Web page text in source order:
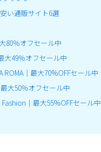
い通販サイト6選
80％オフセール中
大49％オフセール中
ROMA｜最大70%OFFセール中
大50％オフセール中
｜最大55%OFFセール中